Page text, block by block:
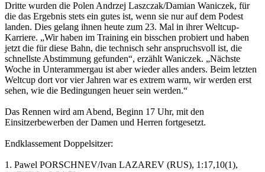
Dritte wurden die Polen Andrzej Laszczak/Damian Waniczek, für
die das Ergebnis stets ein gutes ist, wenn sie nur auf dem Podest
landen. Dies gelang ihnen heute zum 23. Mal in ihrer Weltcup-
Karriere. „Wir haben im Training ein bisschen probiert und haben
jetzt die für diese Bahn, die technisch sehr anspruchsvoll ist, die
schnellste Abstimmung gefunden“, erzählt Waniczek. „Nächste
Woche in Unterammergau ist aber wieder alles anders. Beim letzten
Weltcup dort vor vier Jahren war es extrem warm, wir werden erst
sehen, wie die Bedingungen heuer sein werden.“
Das Rennen wird am Abend, Beginn 17 Uhr, mit den
Einsitzerbewerben der Damen und Herren fortgesetzt.
Endklassement Doppelsitzer:
1. Pawel PORSCHNEV/Ivan LAZAREV (RUS), 1:17,10(1),